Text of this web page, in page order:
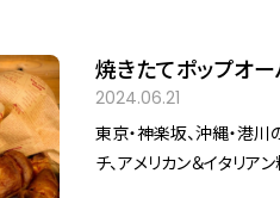
焼きたてポップオー
cafe&bar1363
2024.06.21
東京・神楽坂、沖縄・港川のオシャレな
チ、アメリカン＆イタリアン料理のオリ